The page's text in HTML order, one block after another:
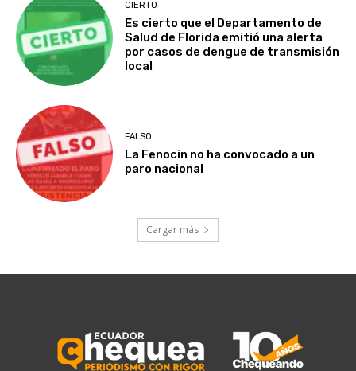
CIERTO
Es cierto que el Departamento de
Salud de Florida emitió una alerta
por casos de dengue de transmisión
local
FALSO
La Fenocin no ha convocado a un
paro nacional
Cargar más